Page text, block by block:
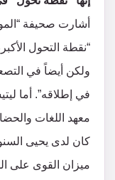
أشارت صحيفة
“نقطة التحول
ولكن أيضاً في
في إطلاقه”. أما
معهد اللغات
كان لدى يحيى
ميزان القوى على